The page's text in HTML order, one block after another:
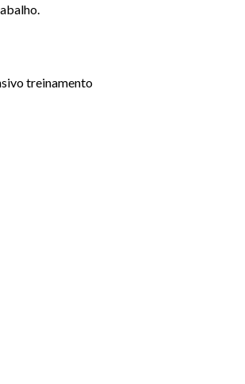
treinamento